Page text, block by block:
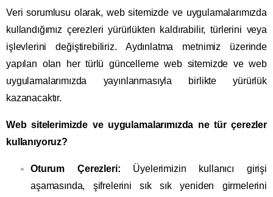
Veri sorumlusu olarak, web sitemizde ve uygulamalarımızda
kullandığımız çerezleri yürürlükten kaldırabilir, türlerini veya
işlevlerini değiştirebiliriz. Aydınlatma metnimiz üzerinde
yapılan olan her türlü güncelleme web sitemizde ve web
uygulamalarımızda yayınlanmasıyla birlikte yürürlük
kazanacaktır.
Web sitelerimizde ve uygulamalarımızda ne tür çerezler
kullanıyoruz?
Oturum Çerezleri: Üyelerimizin kullanıcı girişi
aşamasında, şifrelerini sık sık yeniden girmelerini